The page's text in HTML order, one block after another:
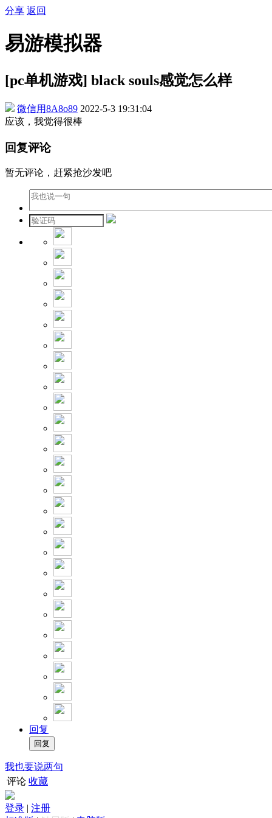
分享 返回
易游模拟器
[pc单机游戏] black souls感觉怎么样
微信用8A8o89 2022-5-3 19:31:04
应该，我觉得很棒
回复评论
暂无评论，赶紧抢沙发吧
回复
我也要说两句
评论 收藏
登录 | 注册